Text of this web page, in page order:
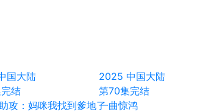
国大陆
结
攻：妈咪我找到爹地了
2025 中国大陆
第70集完结
一曲惊鸿